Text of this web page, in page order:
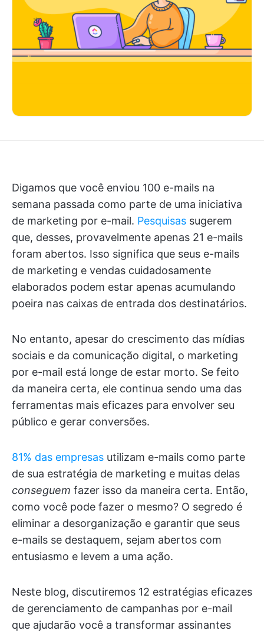
Digamos que você enviou 100 e-mails na
semana passada como parte de uma iniciativa
de marketing por e-mail. Pesquisas sugerem
que, desses, provavelmente apenas 21 e-mails
foram abertos. Isso significa que seus e-mails
de marketing e vendas cuidadosamente
elaborados podem estar apenas acumulando
poeira nas caixas de entrada dos destinatários.
No entanto, apesar do crescimento das mídias
sociais e da comunicação digital, o marketing
por e-mail está longe de estar morto. Se feito
da maneira certa, ele continua sendo uma das
ferramentas mais eficazes para envolver seu
público e gerar conversões.
81% das empresas utilizam e-mails como parte
de sua estratégia de marketing e muitas delas
conseguem fazer isso da maneira certa. Então,
como você pode fazer o mesmo? O segredo é
eliminar a desorganização e garantir que seus
e-mails se destaquem, sejam abertos com
entusiasmo e levem a uma ação.
Neste blog, discutiremos 12 estratégias eficazes
de gerenciamento de campanhas por e-mail
que ajudarão você a transformar assinantes